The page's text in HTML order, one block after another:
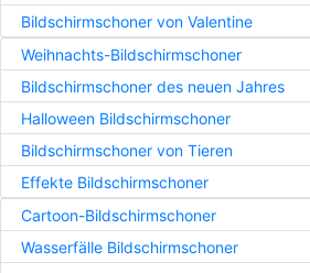
Bildschirmschoner von Valentine
Weihnachts-Bildschirmschoner
Bildschirmschoner des neuen Jahres
Halloween Bildschirmschoner
Bildschirmschoner von Tieren
Effekte Bildschirmschoner
Cartoon-Bildschirmschoner
Wasserfälle Bildschirmschoner